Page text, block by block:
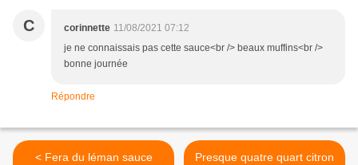
C corinnette 11/08/2021 07:12
je ne connaissais pas cette sauce<br /> beaux muffins<br />
bonne journée
Répondre
< Fera du léman sauce
Presque quatre quart citron